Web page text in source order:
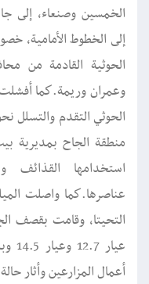
الخمسين وصنعاء، إلى
الحوثية القادمة من
وعمران وريمة.كما
الحوثي التقدم والتسلل
منطقة الجاح بمديرية
استخدامها
عناصرها.كما واصلت
التحيتا، وقامت بقصف
أعمال المزارعين وأثار